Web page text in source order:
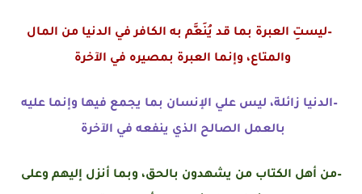
–ليستِ العبرة بما قد يُنَعَّم به الكافر في الدنيا من المال
والمتاع، وإنما العبرة بمصيره في الآخرة
–الدنيا زائلة، ليس علي الإنسان بما يجمع فيها وإنما عليه
بالعمل الصالح الذي ينفعه في الآخرة
–من أهل الكتاب من يشهدون بالحق، وبما أنزل إليهم وعلى